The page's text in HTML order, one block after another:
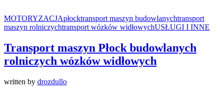
MOTORYZACJApłocktransport maszyn budowlanychtransport
maszyn rolniczychtransport wózków widłowychUSŁUGI I INNE
Transport maszyn Płock budowlanych
rolniczych wózków widłowych
written by drozdullo